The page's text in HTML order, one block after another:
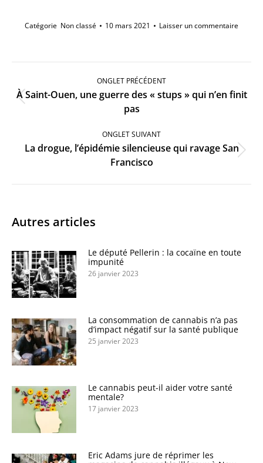
Catégorie Non classé 10 mars 2021 Laisser un commentaire
Navigation
ONGLET PRÉCÉDENT
Onglet
précédent
À Saint-Ouen, une guerre des « stups » qui n’en finit
pas
ONGLET SUIVANT
Onglet
suivant
La drogue, l’épidémie silencieuse qui ravage San
Francisco
Autres articles
Le député Pellerin : la cocaïne en toute
impunité
26 janvier 2023
La consommation de cannabis n’a pas
d’impact négatif sur la santé publique
25 janvier 2023
Le cannabis peut-il aider votre santé
mentale?
17 janvier 2023
Eric Adams jure de réprimer les